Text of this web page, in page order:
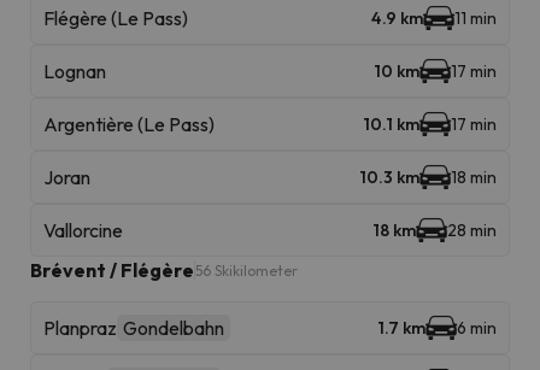
Flégère (Le Pass) 4.9 km 11 min
Lognan 10 km 17 min
Argentière (Le Pass) 10.1 km 17 min
Joran 10.3 km 18 min
Vallorcine 18 km 28 min
Brévent / Flégère 56 Skikilometer
Planpraz Gondelbahn 1.7 km 6 min